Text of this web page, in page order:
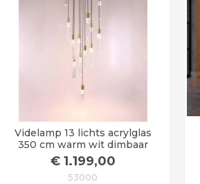
Videlamp 13 lichts acrylglas
350 cm warm wit dimbaar
€1.199,00
53000